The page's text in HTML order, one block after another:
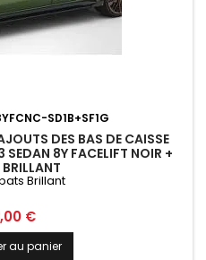
SD1B+SF1G
DES BAS DE CAISSE
8Y FACELIFT NOIR +
Brillant
€
au panier